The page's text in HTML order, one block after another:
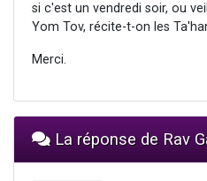
si c'est un vendredi soir, ou
Yom Tov, récite-t-on les
Merci.
La réponse de Rav